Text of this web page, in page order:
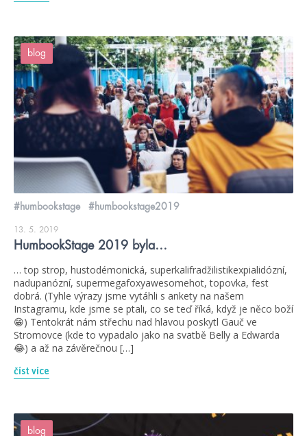
blog
#humbookstage #humbookstage2019
13. 5. 2019
HumbookStage 2019 byla…
… top strop, hustodémonická, superkalifradžilistikexpialidózní,
nadupanózní, supermegafoxyawesomehot, topovka, fest
dobrá. (Tyhle výrazy jsme vytáhli s ankety na našem
Instagramu, kde jsme se ptali, co se teď říká, když je něco boží
😁) Tentokrát nám střechu nad hlavou poskytl Gauč ve
Stromovce (kde to vypadalo jako na svatbě Belly a Edwarda
😂) a až na závěrečnou […]
číst více
blog